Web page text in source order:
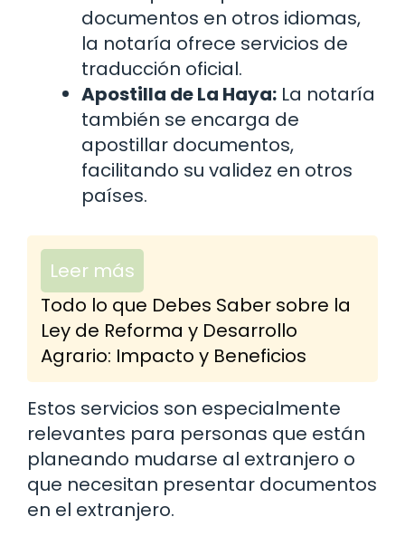
documentos en otros idiomas,
la notaría ofrece servicios de
traducción oficial.
Apostilla de La Haya: La notaría
también se encarga de
apostillar documentos,
facilitando su validez en otros
países.
Leer más
Todo lo que Debes Saber sobre la
Ley de Reforma y Desarrollo
Agrario: Impacto y Beneficios
Estos servicios son especialmente
relevantes para personas que están
planeando mudarse al extranjero o
que necesitan presentar documentos
en el extranjero.